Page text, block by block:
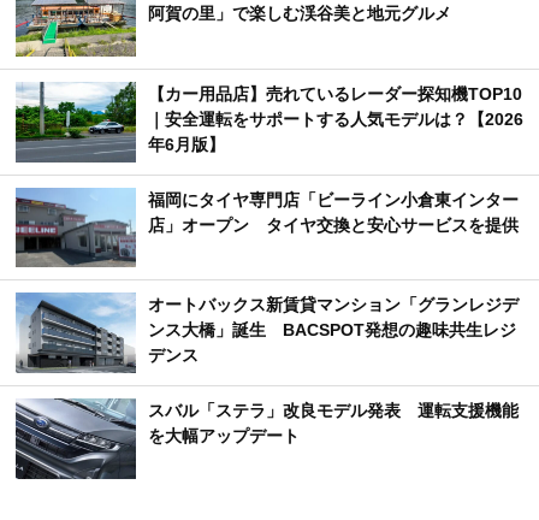
阿賀の里」で楽しむ渓谷美と地元グルメ
【カー用品店】売れているレーダー探知機TOP10
｜安全運転をサポートする人気モデルは？【2026
年6月版】
福岡にタイヤ専門店「ビーライン小倉東インター
店」オープン タイヤ交換と安心サービスを提供
オートバックス新賃貸マンション「グランレジデ
ンス大橋」誕生 BACSPOT発想の趣味共生レジ
デンス
スバル「ステラ」改良モデル発表 運転支援機能
を大幅アップデート